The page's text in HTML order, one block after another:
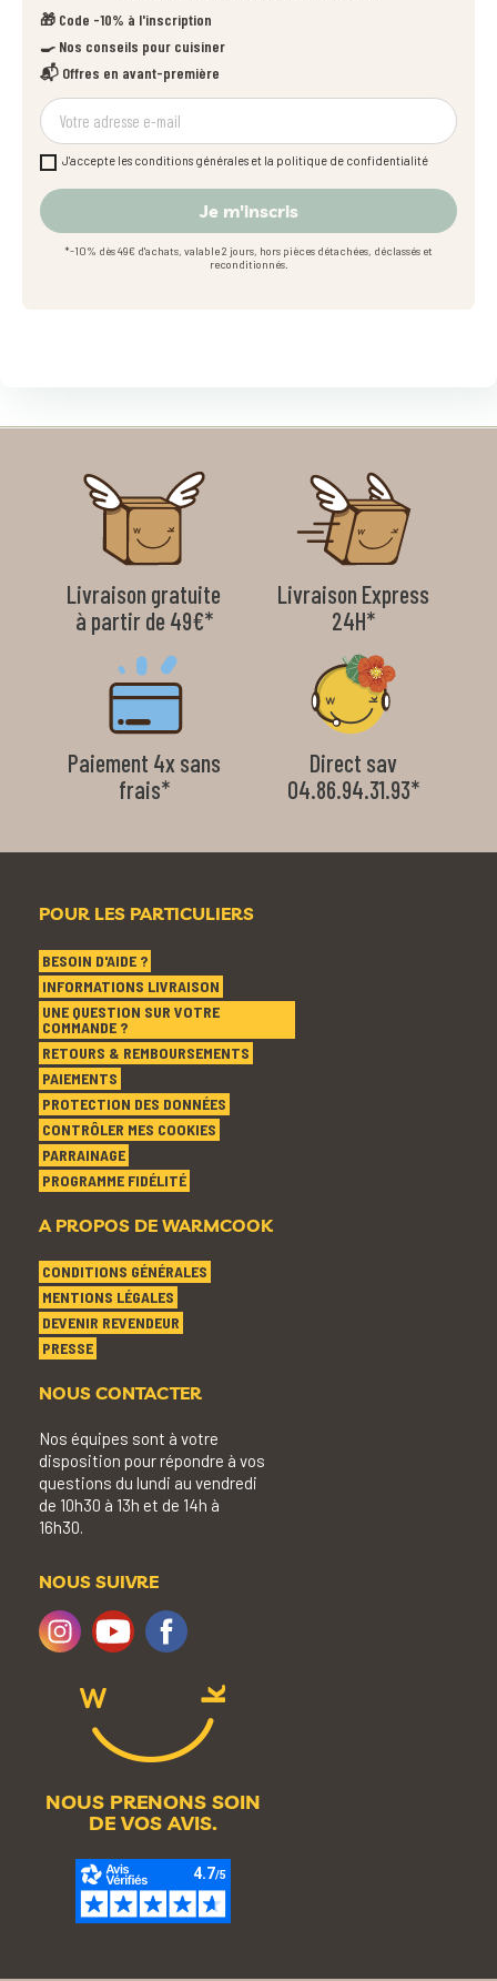
🎁 Code -10% à l'inscription
🍳 Nos conseils pour cuisiner
📬 Offres en avant-première
J'accepte les conditions générales et la politique de confidentialité
Je m'inscris
*-10% dès 49€ d'achats, valable 2 jours, hors pièces détachées, déclassés et
reconditionnés.
Livraison gratuite
à partir de 49€*
Livraison Express
24H*
Paiement 4x sans
frais*
Direct sav
04.86.94.31.93*
POUR LES PARTICULIERS
BESOIN D'AIDE ?
INFORMATIONS LIVRAISON
UNE QUESTION SUR VOTRE
COMMANDE ?
RETOURS & REMBOURSEMENTS
PAIEMENTS
PROTECTION DES DONNÉES
CONTRÔLER MES COOKIES
PARRAINAGE
PROGRAMME FIDÉLITÉ
A PROPOS DE WARMCOOK
CONDITIONS GÉNÉRALES
MENTIONS LÉGALES
DEVENIR REVENDEUR
PRESSE
NOUS CONTACTER
Nos équipes sont à votre
disposition pour répondre à vos
questions du lundi au vendredi
de 10h30 à 13h et de 14h à
16h30.
NOUS SUIVRE
NOUS PRENONS SOIN
DE VOS AVIS.